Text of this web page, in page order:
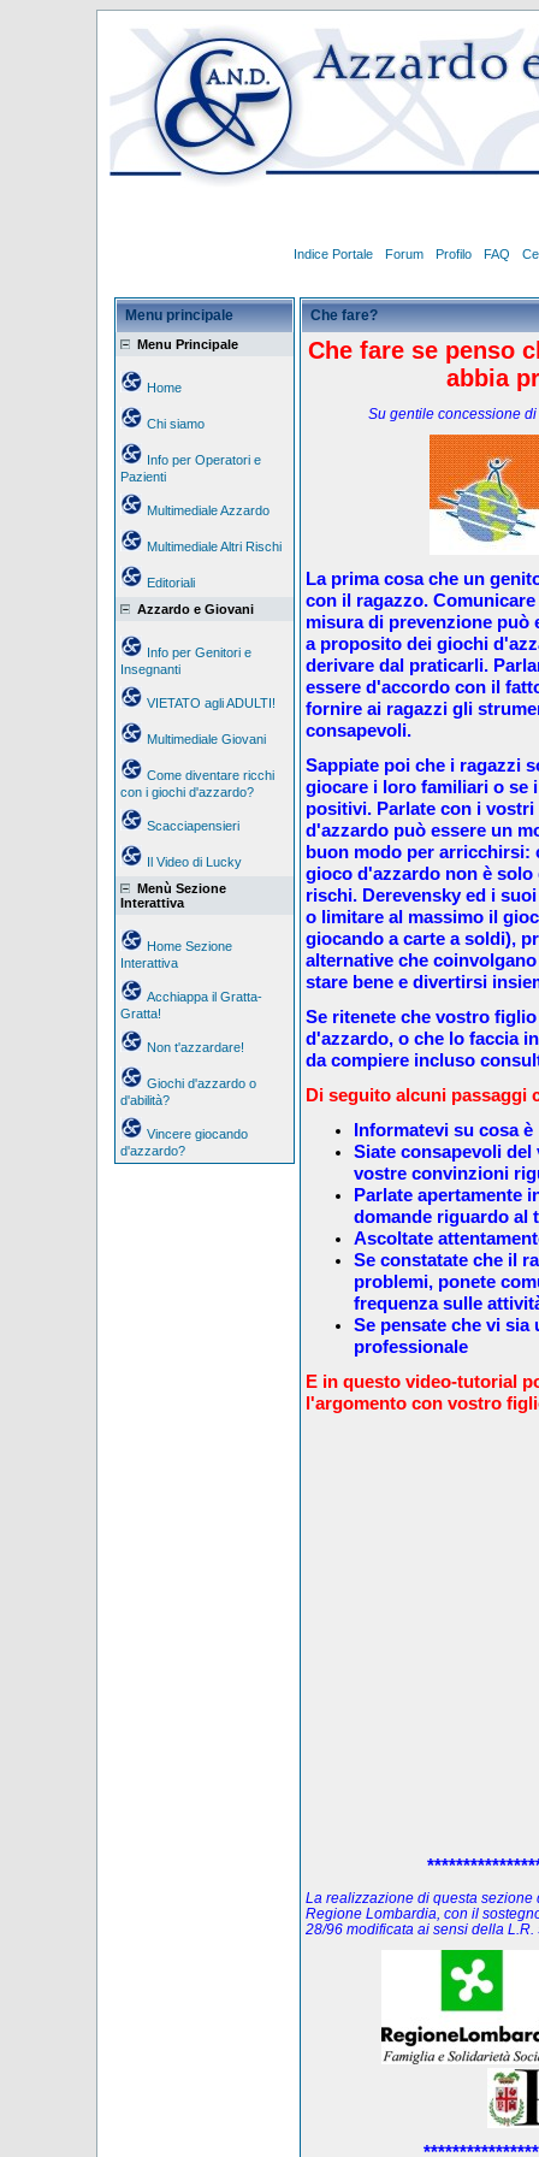
Indice Portale Forum Profilo FAQ
Menu principale
Menu Principale
Home
Chi siamo
Info per Operatori e
Pazienti
Multimediale Azzardo
Multimediale Altri Rischi
Editoriali
Azzardo e Giovani
Info per Genitori e
Insegnanti
VIETATO agli ADULTI!
Multimediale Giovani
Come diventare ricchi
con i giochi d'azzardo?
Scacciapensieri
Il Video di Lucky
Menù Sezione
Interattiva
Home Sezione
Interattiva
Acchiappa il Gratta-
Gratta!
Non t'azzardare!
Giochi d'azzardo o
d'abilità?
Vincere giocando
d'azzardo?
Che fare?
Che fare se penso
abbia
Su gentile concessione
La prima cosa che un
con il ragazzo.
misura di prevenzione può
a proposito dei giochi
derivare dal praticarli.
essere d'accordo con il
fornire ai ragazzi gli
consapevoli.
Sappiate poi che i ragazzi
giocare i loro familiari o se
positivi. Parlate con i
d'azzardo può essere un
buon modo per arricchirsi:
gioco d'azzardo non è
rischi. Derevensky ed i
o limitare al massimo il
giocando a carte a soldi),
alternative che
stare bene e divertirsi
Se ritenete che vostro
d'azzardo, o che lo faccia
da compiere incluso
Di seguito alcuni passaggi
Informatevi su cosa
Siate consapevoli
vostre convinzioni
Parlate apertamente
domande riguardo al
Ascoltate
Se constatate che il
problemi, ponete
frequenza sulle
Se pensate che vi sia
professionale
E in questo video-tutorial
l'argomento con vostro
La realizzazione di questa sezione
Regione Lombardia, con il
28/96 modificata ai sensi della